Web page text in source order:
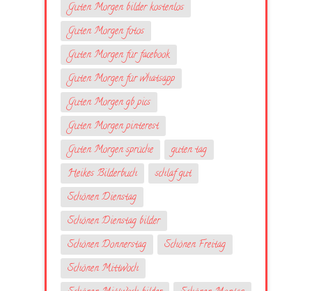
Guten Morgen bilder kostenlos
Guten Morgen fotos
Guten Morgen für facebook
Guten Morgen für whatsapp
Guten Morgen gb pics
Guten Morgen pinterest
Guten Morgen sprüche
guten tag
Heikes Bilderbuch
schlaf gut
Schönen Dienstag
Schönen Dienstag bilder
Schönen Donnerstag
Schönen Freitag
Schönen Mittwoch